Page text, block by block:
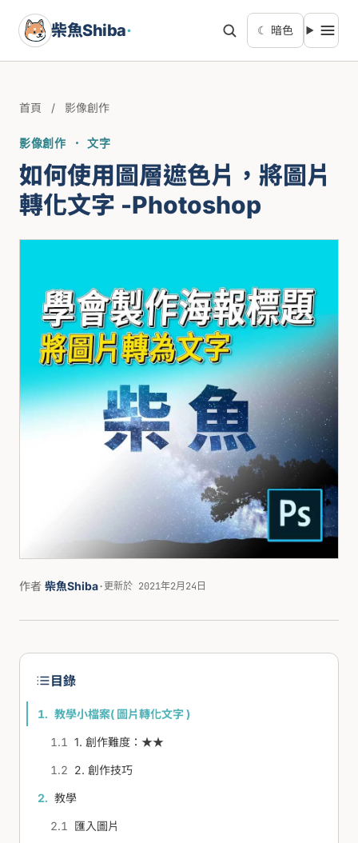
柴魚Shiba· ☾ 暗色
首頁 / 影像創作
影像創作 · 文字
如何使用圖層遮色片，將圖片
轉化文字 -Photoshop
作者 柴魚Shiba·更新於 2021年2月24日
目錄
教學小檔案( 圖片轉化文字 )
1. 創作難度：★★
2. 創作技巧
教學
匯入圖片